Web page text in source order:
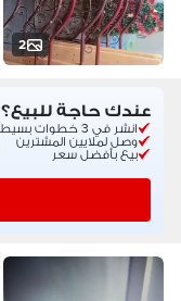
2
عندك حاجة للبيع؟
انشر في 3 خطوات بسيطة
وصل لملايين المشترين
بيع بأفضل سعر